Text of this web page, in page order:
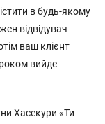
в будь-якому
відвідувач
ваш клієнт
вийде
Хасекури «Ти